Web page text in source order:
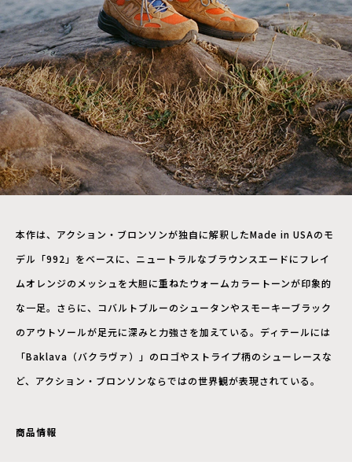
本作は、アクション・ブロンソンが独自に解釈したMade in USAのモ
デル「992」をベースに、ニュートラルなブラウンスエードにフレイ
ムオレンジのメッシュを大胆に重ねたウォームカラートーンが印象的
な一足。さらに、コバルトブルーのシュータンやスモーキーブラック
のアウトソールが足元に深みと力強さを加えている。ディテールには
「Baklava（バクラヴァ）」のロゴやストライプ柄のシューレースな
ど、アクション・ブロンソンならではの世界観が表現されている。
商品情報